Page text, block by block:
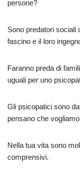
persone?
Sono predatori sociali
fascino e il loro
Faranno preda di
uguali per uno
Gli psicopatici sono
pensano che
Nella tua vita sono
comprensivi.